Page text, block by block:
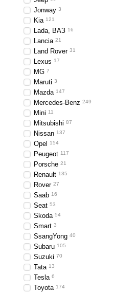
Jonway 3
Kia 121
Lada, ВАЗ 16
Lancia 21
Land Rover 31
Lexus 17
MG 7
Maruti 3
Mazda 147
Mercedes-Benz 249
Mini 11
Mitsubishi 87
Nissan 137
Opel 154
Peugeot 117
Porsche 21
Renault 135
Rover 27
Saab 16
Seat 53
Skoda 54
Smart 3
SsangYong 40
Subaru 105
Suzuki 70
Tata 13
Tesla 6
Toyota 174